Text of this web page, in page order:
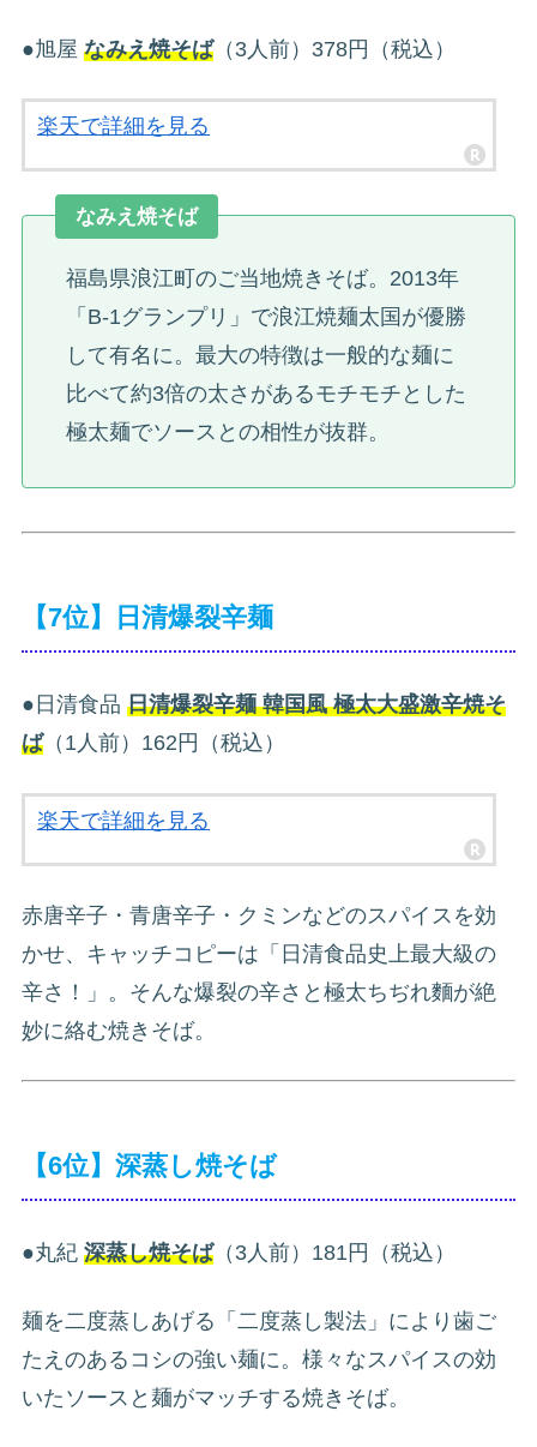
●旭屋 なみえ焼そば（3人前）378円（税込）
楽天で詳細を見る
なみえ焼そば
福島県浪江町のご当地焼きそば。2013年
「B-1グランプリ」で浪江焼麺太国が優勝
して有名に。最大の特徴は一般的な麺に
比べて約3倍の太さがあるモチモチとした
極太麺でソースとの相性が抜群。
【7位】日清爆裂辛麺
●日清食品 日清爆裂辛麺 韓国風 極太大盛激辛焼そ
ば（1人前）162円（税込）
楽天で詳細を見る
赤唐辛子・青唐辛子・クミンなどのスパイスを効
かせ、キャッチコピーは「日清食品史上最大級の
辛さ！」。そんな爆裂の辛さと極太ちぢれ麵が絶
妙に絡む焼きそば。
【6位】深蒸し焼そば
●丸紀 深蒸し焼そば（3人前）181円（税込）
麺を二度蒸しあげる「二度蒸し製法」により歯ご
たえのあるコシの強い麺に。様々なスパイスの効
いたソースと麺がマッチする焼きそば。